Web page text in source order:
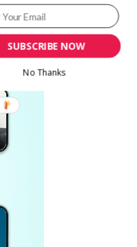
SUBSCRIBE NOW
No Thanks